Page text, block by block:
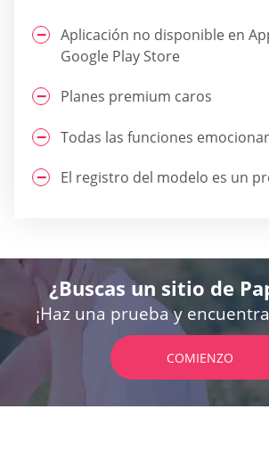
Aplicación no disponible en
Google Play Store
Planes premium caros
Todas las funciones
El registro del modelo es un
¿Buscas un sitio de
¡Haz una prueba y
COMIENZO